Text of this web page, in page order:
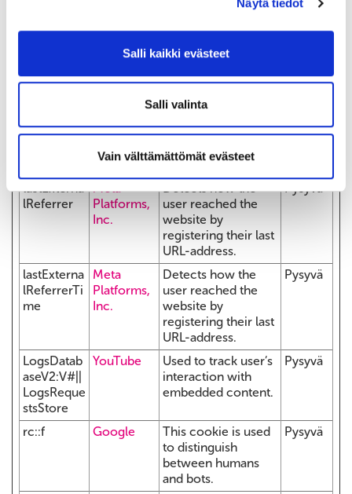
Näytä tiedot
Salli kaikki evästeet
Salli valinta
Vain välttämättömät evästeet
advertiser's ads with
the purpose of
measuring the
efficacy of an ad
and to present
user.
LAST_RES
YouTube
Used to track user’s
interaction with
embedded content.
Istunto
lastExterna
lReferrer
Meta
Platforms,
Inc.
Detects how the
user reached the
website by
registering their last
URL-address.
Pysyvä
lastExterna
lReferrerTi
me
Meta
Platforms,
Inc.
Detects how the
user reached the
website by
registering their last
URL-address.
Pysyvä
LogsDatab
aseV2:V#||
LogsReque
stsStore
YouTube
Used to track user’s
interaction with
embedded content.
Pysyvä
rc::f Google
This cookie is used
to distinguish
between humans
and bots.
Pysyvä